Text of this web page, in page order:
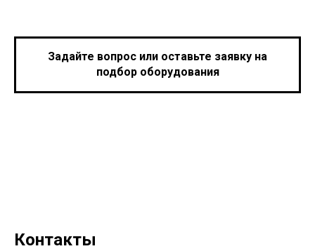
Задайте вопрос или оставьте заявку на
подбор оборудования
Контакты